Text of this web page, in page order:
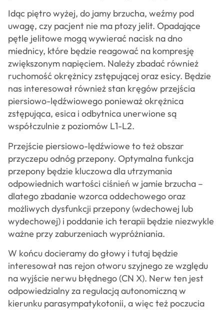
Idąc piętro wyżej, do jamy brzucha, weźmy pod
uwagę, czy pacjent nie ma ptozy jelit. Opadające
pętle jelitowe mogą wywierać nacisk na dno
miednicy, które będzie reagować na kompresję
zwiększonym napięciem. Należy zbadać również
ruchomość okrężnicy zstępującej oraz esicy. Będzie
nas interesował również stan kręgów przejścia
piersiowo-lędźwiowego ponieważ okrężnica
zstępująca, esica i odbytnica unerwione są
współczulnie z poziomów L1-L2.
Przejście piersiowo-lędźwiowe to też obszar
przyczepu odnóg przepony. Optymalna funkcja
przepony będzie kluczowa dla utrzymania
odpowiednich wartości ciśnień w jamie brzucha –
dlatego zbadanie wzorca oddechowego oraz
możliwych dysfunkcji przepony (wdechowej lub
wydechowej) i poddanie ich terapii będzie niezwykle
ważne przy zaburzeniach wypróżniania.
W końcu docieramy do głowy i tutaj będzie
interesował nas rejon otworu szyjnego ze względu
na wyjście nerwu błędnego (CN X). Nerw ten jest
odpowiedzialny za regulacją autonomiczną w
kierunku parasympatykotonii, a więc też poczucia